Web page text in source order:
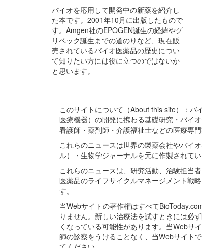
バイオを応用して開発中の新薬を紹介し
た本です。2001年10月に出版したもので
す。Amgen社のEPOGEN誕生の経緯やグ
リベック誕生までの道のりなど、現在販
売されているバイオ医薬品の歴史につい
て知りたい方には役に立つのではないか
と思います。
このサイトについて（About this site）：バ
医療機器）の開発に携わる基礎研究・バイ
看護師・薬剤師・介護福祉士などの医療専
これらのニュースは世界の製薬会社やバイ
ル）・生物学ジャーナルを元に作製されてい
これらのニュースは、研究活動、治験担当
医薬品のライフサイクルマネージメント戦
す。
当Webサイトの著作権はすべて
りません。新しい治療法を試すときには必
くなっている可能性があります。当Webサ
師の診察をうけることなく、当Webサイト